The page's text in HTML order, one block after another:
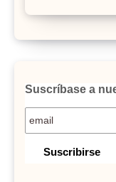
Suscríbase a